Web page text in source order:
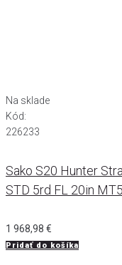
Na sklade
Kód:
226233
Sako S20 Hunter
STD 5rd FL 20in
1 968,98 €
Pridať do košíka